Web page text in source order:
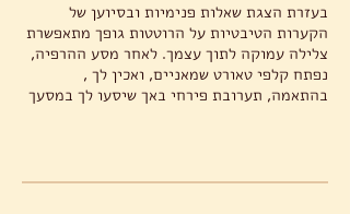
בעזרת הצגת שאלות פנימיות ובסיוען של
הקערות הטיבטיות על הרוטטות גופך מתאפשרת
צלילה עמוקה לתוך עצמך. לאחר מסע ההרפיה,
נפתח קלפי טאורט שמאניים, ואכין לך ,